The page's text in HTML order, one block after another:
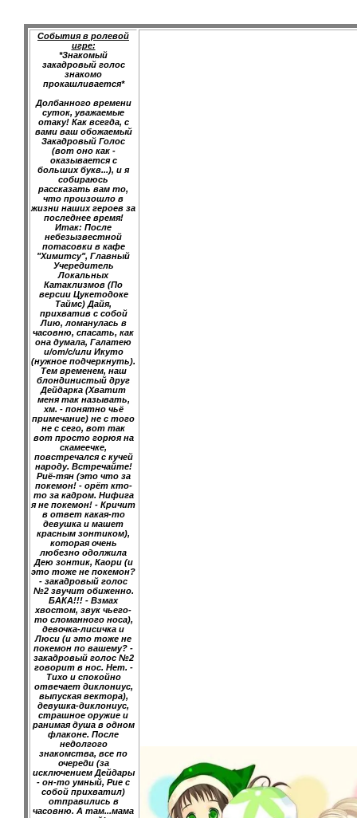
События в ролевой
игре:
*Знакомый
закадровый голос
знакомо
прокашливается*
Долбанного времени
суток, уважаемые
отаку! Как всегда, с
вами ваш обожаемый
Закадровый Голос
(вот оно как -
оказывается с
больших букв...), и я
собираюсь
рассказать вам то,
что произошло в
жизни наших героев за
последнее время!
Итак: После
небезызвестной
потасовки в кафе
"Химитсу", Главный
Учередитель
Локальных
Катаклизмов (По
версии Цукетодоке
Таймс) Дайя,
прихватив с собой
Лию, ломанулась в
часовню, спасать, как
она думала, Галатею
и/от/с/или Икуто
(нужное подчеркнуть).
Тем временем, наш
блондинистый друг
Дейдарка (Хватит
меня так называть,
хм. - понятно чьё
примечание) не с того
не с сего, вот так
вот просто горюя на
скамеечке,
повстречался с кучей
народу. Встречайте!
Риё-тян (это что за
покемон! - орёт кто-
то за кадром. Нифига
я не покемон! - Кричит
в ответ какая-то
девушка и машет
красным зонтиком),
которая очень
любезно одолжила
Дею зонтик, Каори (и
это тоже не покемон?
- закадровый голос
№2 звучит обиженно.
БАКА!!! - Взмах
хвостом, звук чьего-
то сломанного носа),
девочка-лисичка и
Люси (и это тоже не
покемон по вашему? -
закадровый голос №2
говорит в нос. Нет. -
Тихо и спокойно
отвечает диклониус,
выпуская вектора),
девушка-диклониус,
страшное оружие и
ранимая душа в одном
флаконе. После
недолгого
знакомства, все по
очереди (за
исключением Дейдары
- он-то умный, Рие с
собой прихватил)
отправились в
часовню. А там...мама